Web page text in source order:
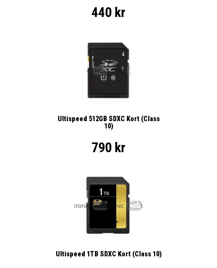
440 kr
Ultispeed 512GB SDXC Kort (Class
10)
790 kr
Ultispeed 1TB SDXC Kort (Class 10)